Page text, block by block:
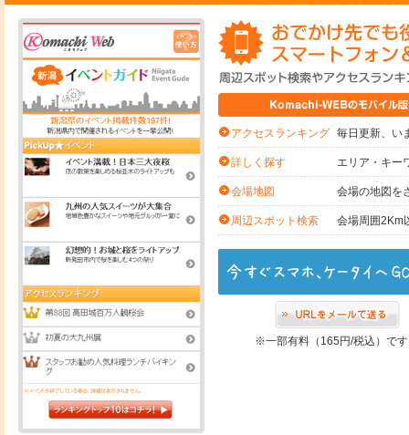
アクセスランキング 毎日更新、い
詳しく探す エリア・キー
会場地図 会場の地図を
周辺スポット検索 会場周囲2Km
※一部有料（165円/税込）で